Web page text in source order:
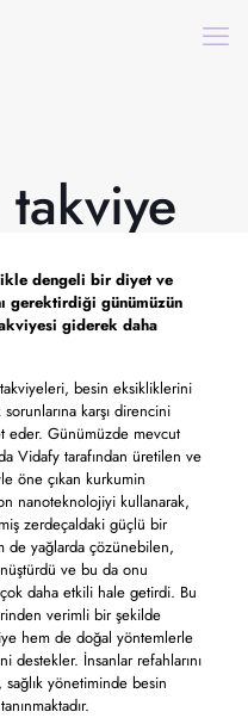
takviye
dengeli bir diyet ve
gerektirdiği günümüzün
giderek daha
besin eksikliklerini
karşı direncini
eder. Günümüzde mevcut
Vidafy tarafından üretilen ve
öne çıkan kurkumin
nanoteknolojiyi kullanarak,
zerdeçaldaki güçlü bir
de yağlarda çözünebilen,
ve bu da onu
daha etkili hale getirdi. Bu
verimli bir şekilde
hem de doğal yöntemlerle
destekler. İnsanlar refahlarını
sağlık yönetiminde besin